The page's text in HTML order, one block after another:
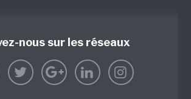
nous sur les réseaux